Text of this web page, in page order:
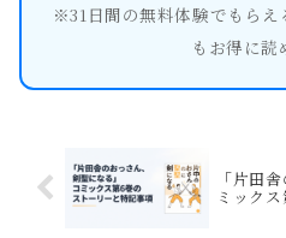
※31日間の無料体験でもら
もお得に読
「片田
ミック